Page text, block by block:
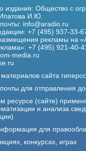
издания: Общество с
И.Ю.
info@aradio.ru
+7 (495) 937-33-
рекламы на
+7 (495) 921-40-
media.ru
сайта
для отправления
ресурсе (сайте)
и анализа
для
конкурсах, играх